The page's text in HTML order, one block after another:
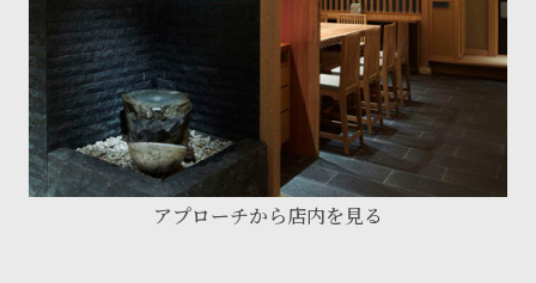
アプローチから店内を見る